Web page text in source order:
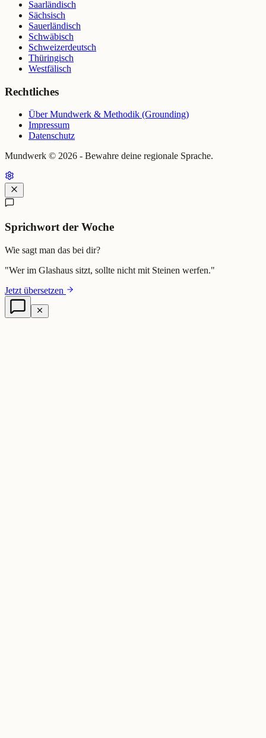
Saarländisch
Sächsisch
Sauerländisch
Schwäbisch
Schweizerdeutsch
Thüringisch
Westfälisch
Rechtliches
Über Mundwerk & Methodik (Grounding)
Impressum
Datenschutz
Mundwerk © 2026 - Bewahre deine regionale Sprache.
Sprichwort der Woche
Wie sagt man das bei dir?
"Wer im Glashaus sitzt, sollte nicht mit Steinen werfen."
Jetzt übersetzen